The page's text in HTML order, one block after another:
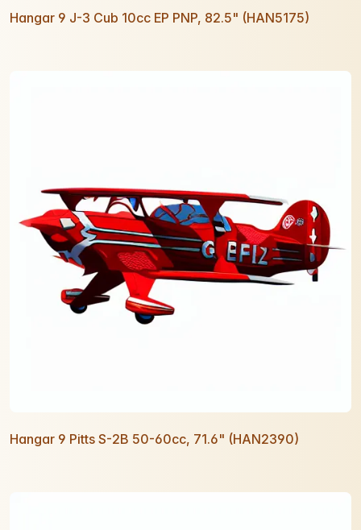
Hangar 9 J-3 Cub 10cc EP PNP, 82.5" (HAN5175)
Hangar 9 Pitts S-2B 50-60cc, 71.6" (HAN2390)